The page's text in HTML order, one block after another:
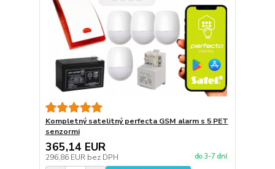
Kompletný satelitný perfecta GSM alarm s 5 PET
senzormi
365,14 EUR
296,86 EUR bez DPH do 3-7 dní